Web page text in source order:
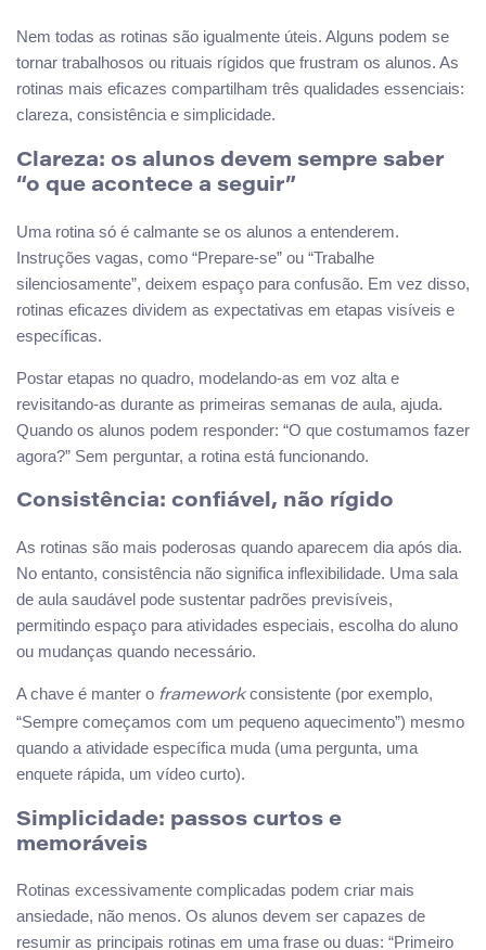
Nem todas as rotinas são igualmente úteis. Alguns podem se
tornar trabalhosos ou rituais rígidos que frustram os alunos. As
rotinas mais eficazes compartilham três qualidades essenciais:
clareza, consistência e simplicidade.
Clareza: os alunos devem sempre saber
“o que acontece a seguir”
Uma rotina só é calmante se os alunos a entenderem.
Instruções vagas, como “Prepare-se” ou “Trabalhe
silenciosamente”, deixem espaço para confusão. Em vez disso,
rotinas eficazes dividem as expectativas em etapas visíveis e
específicas.
Postar etapas no quadro, modelando-as em voz alta e
revisitando-as durante as primeiras semanas de aula, ajuda.
Quando os alunos podem responder: “O que costumamos fazer
agora?” Sem perguntar, a rotina está funcionando.
Consistência: confiável, não rígido
As rotinas são mais poderosas quando aparecem dia após dia.
No entanto, consistência não significa inflexibilidade. Uma sala
de aula saudável pode sustentar padrões previsíveis,
permitindo espaço para atividades especiais, escolha do aluno
ou mudanças quando necessário.
A chave é manter o frameworkconsistente (por exemplo,
“Sempre começamos com um pequeno aquecimento”) mesmo
quando a atividade específica muda (uma pergunta, uma
enquete rápida, um vídeo curto).
Simplicidade: passos curtos e
memoráveis
Rotinas excessivamente complicadas podem criar mais
ansiedade, não menos. Os alunos devem ser capazes de
resumir as principais rotinas em uma frase ou duas: “Primeiro